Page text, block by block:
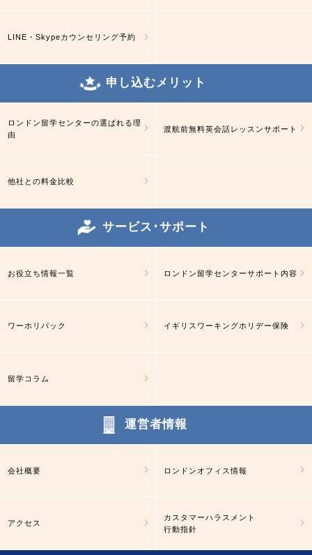
LINE・Skypeカウンセリング予約
申し込むメリット
ロンドン留学センターの選ばれる理
由
渡航前無料英会話レッスンサポート
他社との料金比較
サービス･サポート
お役立ち情報一覧 ロンドン留学センターサポート内容
ワーホリパック イギリスワーキングホリデー保険
留学コラム
運営者情報
会社概要 ロンドンオフィス情報
アクセス
カスタマーハラスメント
行動指針